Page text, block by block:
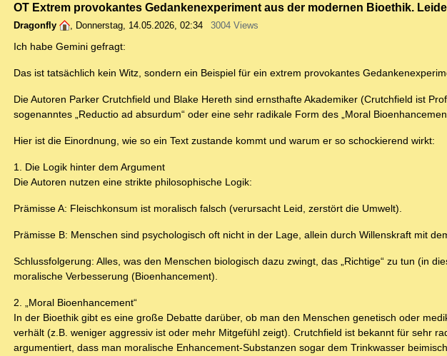
OT Extrem provokantes Gedankenexperiment aus der modernen Bioethik.
Dragonfly , Donnerstag, 14.05.2026, 02:34 3004 Views
Ich habe Gemini gefragt:
Das ist tatsächlich kein Witz, sondern ein Beispiel für ein extrem provokantes
Die Autoren Parker Crutchfield und Blake Hereth sind ernsthafte Akademiker (Crutchfield ist
sogenanntes „Reductio ad absurdum“ oder eine sehr radikale Form des „Moral
Hier ist die Einordnung, wie so ein Text zustande kommt und warum er so schockierend wirkt:
1. Die Logik hinter dem Argument
Die Autoren nutzen eine strikte philosophische Logik:
Prämisse A: Fleischkonsum ist moralisch falsch (verursacht Leid, zerstört die Umwelt).
Prämisse B: Menschen sind psychologisch oft nicht in der Lage, allein durch Willenskraft mit
Schlussfolgerung: Alles, was den Menschen biologisch dazu zwingt, das „Richtige“ zu tun (in
moralische Verbesserung (Bioenhancement).
2. „Moral Bioenhancement“
In der Bioethik gibt es eine große Debatte darüber, ob man den Menschen genetisch oder
verhält (z.B. weniger aggressiv ist oder mehr Mitgefühl zeigt). Crutchfield ist bekannt für sehr
argumentiert, dass man moralische Enhancement-Substanzen sogar dem Trinkwasser